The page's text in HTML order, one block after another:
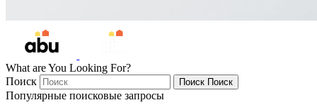
What are You Looking For?
Поиск
Поиск Поиск
Популярные поисковые запросы